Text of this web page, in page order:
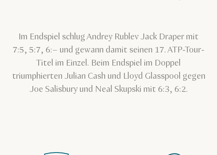
Im Endspiel schlug Andrey Rublev Jack Draper mit
7:5, 5:7, 6:– und gewann damit seinen 17. ATP-Tour-
Titel im Einzel. Beim Endspiel im Doppel
triumphierten Julian Cash und Lloyd Glasspool gegen
Joe Salisbury und Neal Skupski mit 6:3, 6:2.